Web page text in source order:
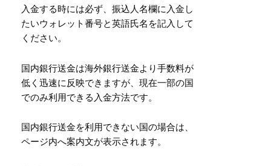
入金する時には必ず、振込人名欄に入金し
たいウォレット番号と英語氏名を記入して
ください。
国内銀行送金は海外銀行送金より手数料が
低く迅速に反映できますが、現在一部の国
でのみ利用できる入金方法です。
国内銀行送金を利用できない国の場合は、
ページ内へ案内文が表示されます。